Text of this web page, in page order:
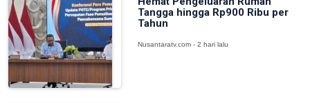
Tangga hingga Rp900 Ribu per
Tahun
Nusantaratv.com - 2 hari lalu